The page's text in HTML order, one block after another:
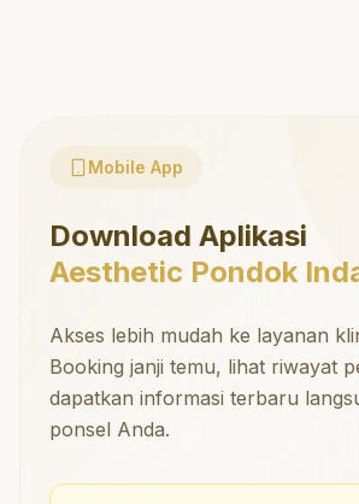
Mobile App
Download Aplikasi
Aesthetic Pondok
Akses lebih mudah ke layanan
Booking janji temu, lihat riwayat
dapatkan informasi terbaru
ponsel Anda.